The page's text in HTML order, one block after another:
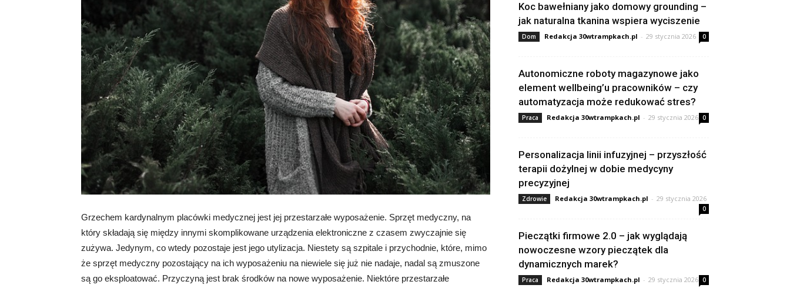
Grzechem kardynalnym placówki medycznej jest jej przestarzałe wyposażenie. Sprzęt medyczny, na
który składają się między innymi skomplikowane urządzenia elektroniczne z czasem zwyczajnie się
zużywa. Jedynym, co wtedy pozostaje jest jego utylizacja. Niestety są szpitale i przychodnie, które, mimo
że sprzęt medyczny pozostający na ich wyposażeniu na niewiele się już nie nadaje, nadal są zmuszone
są go eksploatować. Przyczyną jest brak środków na nowe wyposażenie. Niektóre przestarzałe
Koc bawełniany jako domowy grounding –
jak naturalna tkanina wspiera wyciszenie
Dom Redakcja 30wtrampkach.pl - 29 stycznia 2026 0
Autonomiczne roboty magazynowe jako
element wellbeing’u pracowników – czy
automatyzacja może redukować stres?
Praca Redakcja 30wtrampkach.pl - 29 stycznia 2026 0
Personalizacja linii infuzyjnej – przyszłość
terapii dożylnej w dobie medycyny
precyzyjnej
Zdrowie Redakcja 30wtrampkach.pl - 29 stycznia 2026
0
Pieczątki firmowe 2.0 – jak wyglądają
nowoczesne wzory pieczątek dla
dynamicznych marek?
Praca Redakcja 30wtrampkach.pl - 29 stycznia 2026 0